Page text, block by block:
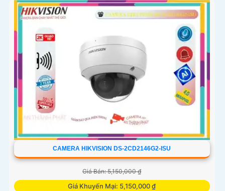
CAMERA HIKVISION DS-2CD2146G2-ISU
Giá Bán: 5,150,000 ₫
Giá Khuyến Mại: 5,150,000 ₫